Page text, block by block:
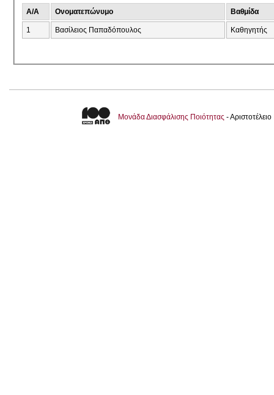
A/A Ονοματεπώνυμο Βαθμίδα
1 Βασίλειος Παπαδόπουλος Καθηγητής
Μονάδα Διασφάλισης Ποιότητας -